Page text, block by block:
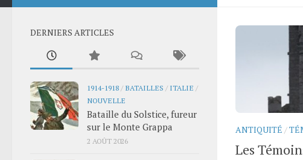
ANTIQUITÉ /
Les
DERNIERS ARTICLES
1914-1918 / BATAILLES / ITALIE /
NOUVELLE
Bataille du Solstice, fureur
sur le Monte Grappa
2 AOÛT 2026